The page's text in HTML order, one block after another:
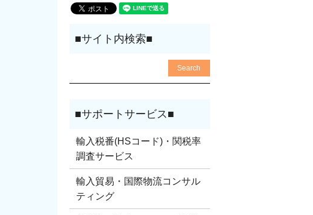
輸入税番(HSコード)・関税率
調査サービス
輸入貿易・国際物流コンサル
ティング